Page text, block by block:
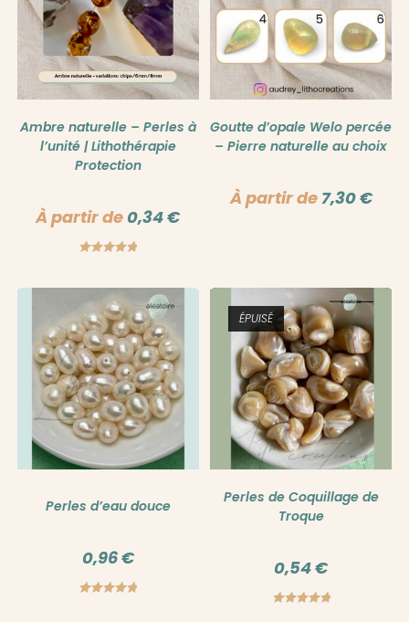
Ambre naturelle – Perles à
l’unité | Lithothérapie
Protection
À partir de 0,34€
Goutte d’opale Welo percée
– Pierre naturelle au choix
À partir de7,30€
Perles d’eau douce
0,96€
ÉPUISÉ
Perles de Coquillage de
Troque
0,54€